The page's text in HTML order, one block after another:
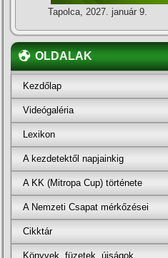
Tapolca, 2027. január 9.
OLDALAK
Kezdőlap
Videógaléria
Lexikon
A kezdetektől napjainkig
A KK (Mitropa Cup) története
A Nemzeti Csapat mérkőzései
Cikktár
Könyvek, füzetek, újságok